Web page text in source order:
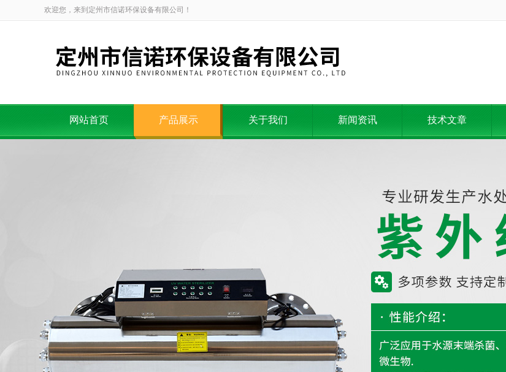
欢迎您，来到定州市信诺环保设备有限公司！
网站首页 产品展示 关于我们 新闻资讯 技术文章